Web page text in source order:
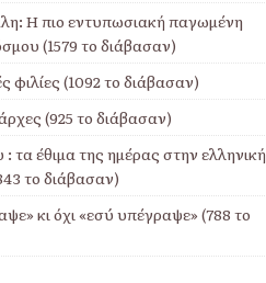
Η πιο εντυπωσιακή παγωμένη
(1579 το διάβασαν)
φιλίες (1092 το διάβασαν)
(925 το διάβασαν)
τα έθιμα της ημέρας στην ελληνική
το διάβασαν)
κι όχι «εσύ υπέγραψε» (788 το